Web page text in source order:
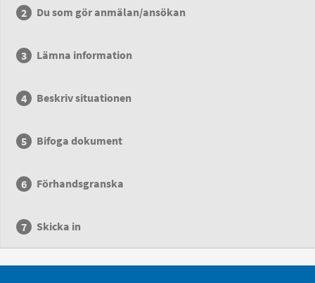
Du som gör anmälan/ansökan
Lämna information
Beskriv situationen
Bifoga dokument
Förhandsgranska
Skicka in